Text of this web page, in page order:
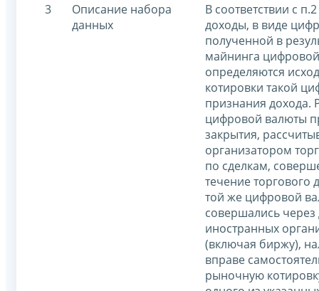
3
Описание набора
данных
В соответствии с
доходы, в виде
полученной в
майнинга
определяются
котировки такой
признания дохода.
цифровой валюты
закрытия,
организатором
по сделкам,
течение торгового
той же цифровой
совершались через
иностранных
(включая биржу),
вправе
рыночную